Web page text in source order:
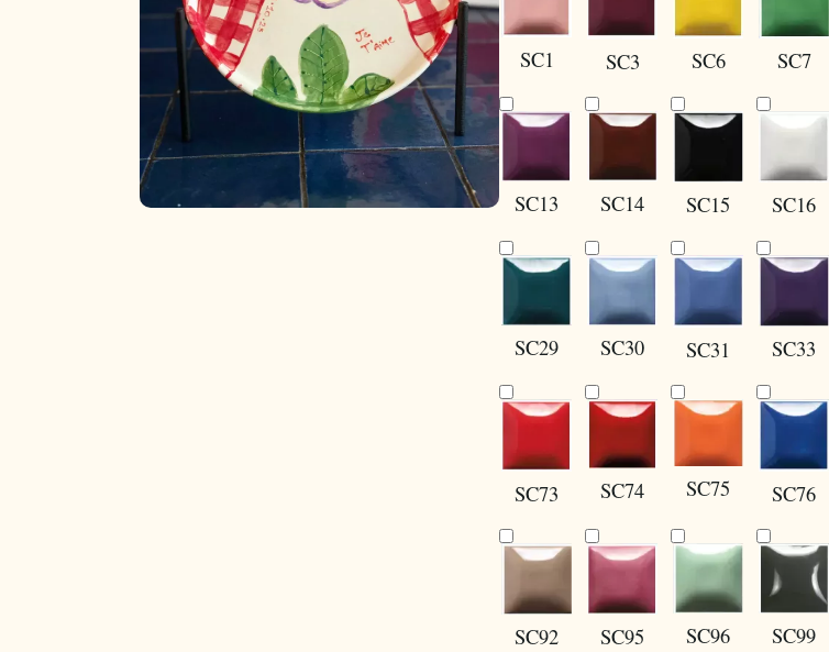
SC1 SC3 SC6 SC7
SC13 SC14 SC15 SC16
SC29 SC30 SC31 SC33
SC73 SC74 SC75 SC76
SC92 SC95 SC96 SC99